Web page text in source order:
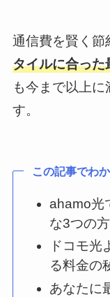
通信費を賢く節
タイルに合った
も今まで以上
す。
この記事でわ
ahamo光
な3つの
ドコモ光
る料金の
あなたに